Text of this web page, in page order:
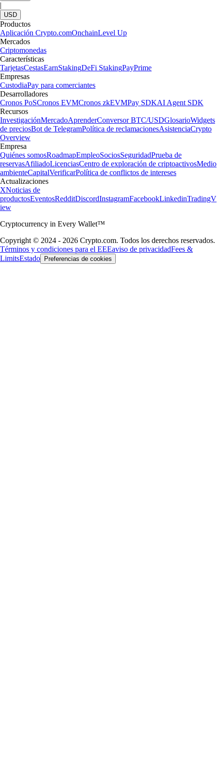
|
USD
Productos
Aplicación Crypto.comOnchainLevel Up
Mercados
Criptomonedas
Características
TarjetasCestasEarnStakingDeFi StakingPayPrime
Empresas
CustodiaPay para comerciantes
Desarrolladores
Cronos PoSCronos EVMCronos zkEVMPay SDKAI Agent SDK
Recursos
InvestigaciónMercadoAprenderConversor BTC/USDGlosarioWidgets
de preciosBot de TelegramPolítica de reclamacionesAsistenciaCrypto
Overview
Empresa
Quiénes somosRoadmapEmpleoSociosSeguridadPrueba de
reservasAfiliadoLicenciasCentro de exploración de criptoactivosMedio
ambienteCapitalVerificarPolítica de conflictos de intereses
Actualizaciones
XNoticias de
productosEventosRedditDiscordInstagramFacebookLinkedinTradingV
iew
Cryptocurrency in Every Wallet™
Copyright © 2024 - 2026 Crypto.com. Todos los derechos reservados.
Términos y condiciones para el EEEaviso de privacidadFees &
LimitsEstado Preferencias de cookies